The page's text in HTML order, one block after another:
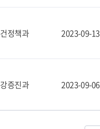
정책과 2023-09-13
증진과 2023-09-06